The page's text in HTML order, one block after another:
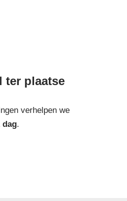
ter plaatse
verhelpen we
dag.